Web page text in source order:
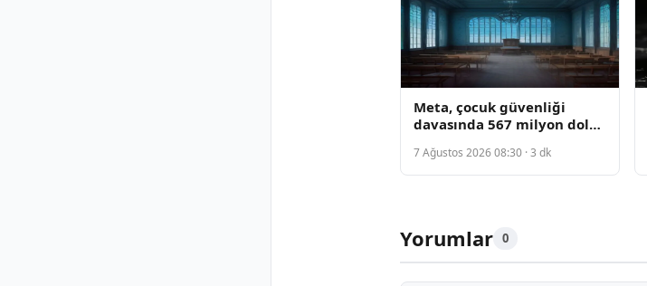
Meta, çocuk güvenliği
davasında 567 milyon dolar
edildi
7 Ağustos 2026 08:30 · 3 dk
Yorumlar 0